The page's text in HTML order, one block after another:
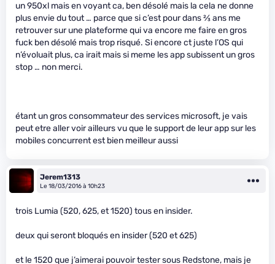
un 950xl mais en voyant ca, ben désolé mais la cela ne donne
plus envie du tout … parce que si c’est pour dans2⁄3ans me
retrouver sur une plateforme qui va encore me faire en gros
fuck ben désolé mais trop risqué. Si encore ct juste l’OS qui
n’évoluait plus, ca irait mais si meme les app subissent un gros
stop … non merci.
étant un gros consommateur des services microsoft, je vais
peut etre aller voir ailleurs vu que le support de leur app sur les
mobiles concurrent est bien meilleur aussi
Jerem1313
Le 18/03/2016 à 10h23
trois Lumia (520, 625, et 1520) tous en insider.
deux qui seront bloqués en insider (520 et 625)
et le 1520 que j’aimerai pouvoir tester sous Redstone, mais je